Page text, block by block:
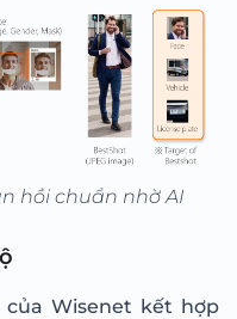
hồi chuẩn nhờ AI
Wisenet kết hợp